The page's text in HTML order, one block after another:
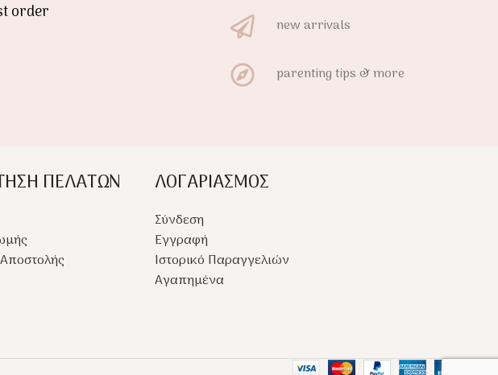
order
new arrivals
parenting tips & more
ΠΕΛΑΤΩΝ ΛΟΓΑΡΙΑΣΜΟΣ
Σύνδεση
Εγγραφή
Ιστορικό Παραγγελιών
Αγαπημένα